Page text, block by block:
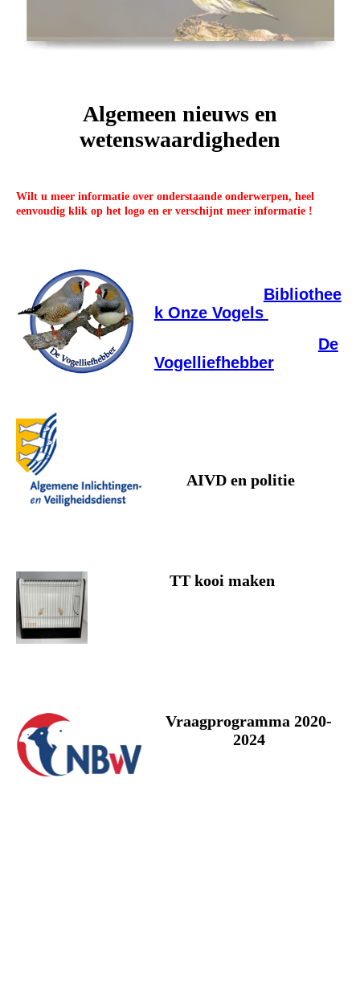
Algemeen nieuws en
wetenswaardigheden
Wilt u meer informatie over onderstaande onderwerpen, heel
eenvoudig klik op het logo en er verschijnt meer informatie !
Bibliothee
k Onze Vogels
De
Vogelliefhebber
AIVD en politie
TT kooi maken
Vraagprogramma 2020-
2024